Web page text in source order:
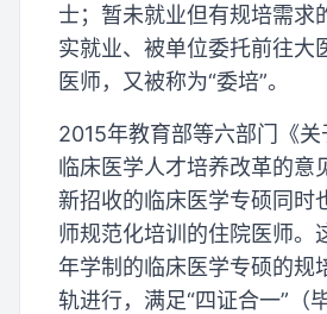
士；暂未就业但有规培需求
实就业、被单位委托前往大
医师，又被称为“委培”。
2015年教育部等六部门《
临床医学人才培养改革的意
新招收的临床医学专硕同时
师规范化培训的住院医师。
年学制的临床医学专硕的规
轨进行，满足“四证合一”（